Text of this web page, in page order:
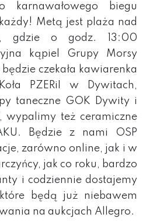
karnawałowego biegu
Metą jest plaża nad
gdzie o godz. 13:00
kąpiel Grupy Morsy
czekała kawiarenka
PZERiI w Dywitach,
taneczne GOK Dywity i
wypalimy też ceramiczne
Będzie z nami OSP
zarówno online, jak i w
jak co roku, bardzo
i codziennie dostajemy
będą już niebawem
na aukcjach Allegro.